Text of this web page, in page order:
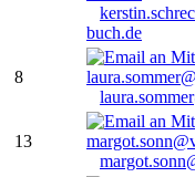
buch.de
8
13